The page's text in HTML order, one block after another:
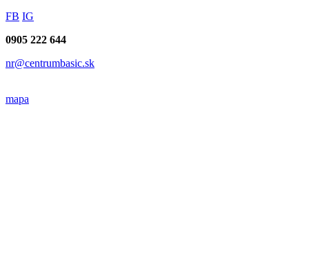
FB IG
0905 222 644
nr@centrumbasic.sk
mapa